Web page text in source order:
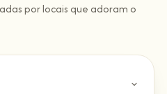
por locais que adoram o